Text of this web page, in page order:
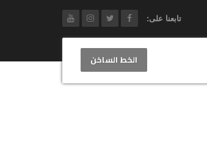
تابعنا على:
الخط الساخن